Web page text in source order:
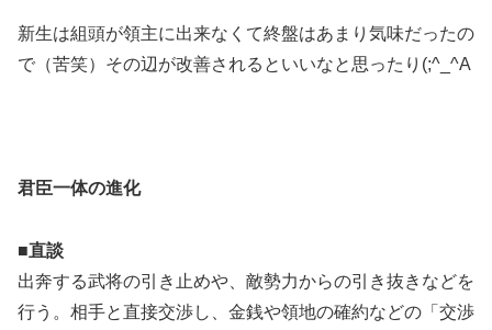
新生は組頭が領主に出来なくて終盤はあまり気味だったの
で（苦笑）その辺が改善されるといいなと思ったり(;^_^A
君臣一体の進化
■直談
出奔する武将の引き止めや、敵勢力からの引き抜きなどを
行う。相手と直接交渉し、金銭や領地の確約などの「交渉